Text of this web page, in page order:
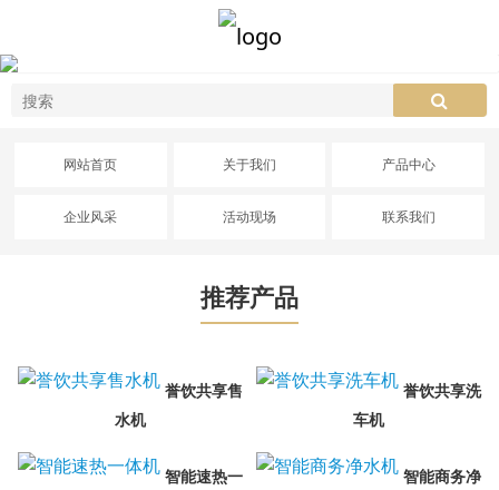
网站首页 关于我们 产品中心
企业风采 活动现场 联系我们
推荐产品
誉饮共享售
水机
誉饮共享洗
车机
智能速热一
智能商务净